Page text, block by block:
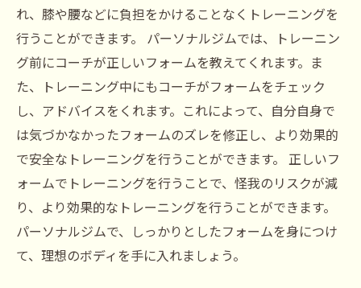
れ、膝や腰などに負担をかけることなくトレーニングを
行うことができます。 パーソナルジムでは、トレーニン
グ前にコーチが正しいフォームを教えてくれます。ま
た、トレーニング中にもコーチがフォームをチェック
し、アドバイスをくれます。これによって、自分自身で
は気づかなかったフォームのズレを修正し、より効果的
で安全なトレーニングを行うことができます。 正しいフ
ォームでトレーニングを行うことで、怪我のリスクが減
り、より効果的なトレーニングを行うことができます。
パーソナルジムで、しっかりとしたフォームを身につけ
て、理想のボディを手に入れましょう。